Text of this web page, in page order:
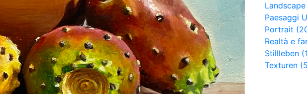
Landscape
Paesaggi
Portrait
Realtà e
Stillleben
Texturen